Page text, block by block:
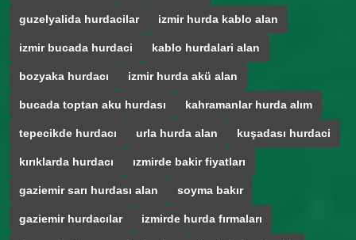
guzelyalida hurdacilar izmir hurda kablo alan
izmir bucada hurdaci kablo hurdalari alan
bozyaka hurdacı izmir hurda akü alan
bucada toptan aku hurdası kahramanlar hurda alım
tepecikde hurdacı urla hurda alan kuşadası hurdaci
kırıklarda hurdacı ızmirde bakir fiyatları
gaziemir sarı hurdası alan soyma bakır
gaziemir hurdacılar izmirde hurda fırmaları